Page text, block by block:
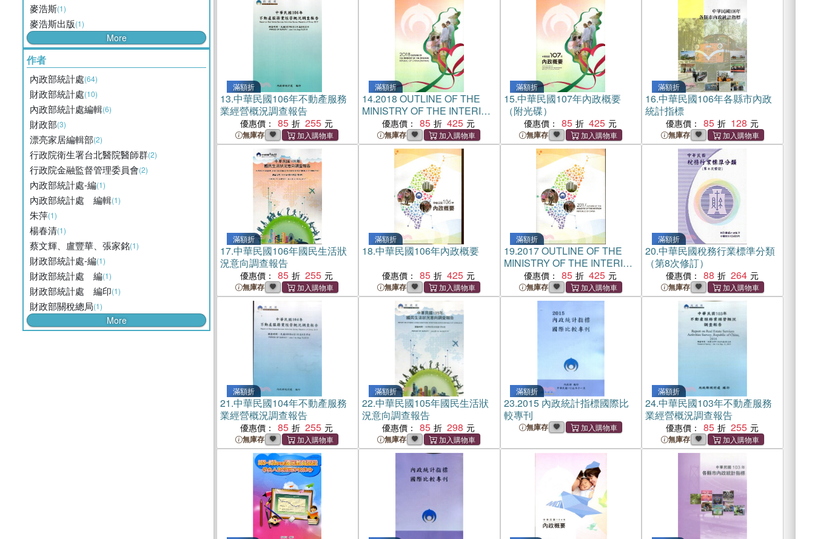
麥浩斯(1)
麥浩斯出版(1)
More
作者
內政部統計處(64)
財政部統計處(10)
內政部統計處編輯(6)
財政部(3)
漂亮家居編輯部(2)
行政院衛生署台北醫院醫師群(2)
行政院金融監督管理委員會(2)
內政部統計處-編(1)
內政部統計處 編輯(1)
朱萍(1)
楊春清(1)
蔡文輝、盧豐華、張家銘(1)
財政部統計處-編(1)
財政部統計處 編(1)
財政部統計處 編印(1)
財政部關稅總局(1)
More
滿額折
13.中華民國106年不動產服務
業經營概況調查報告
優惠價： 85 255
無庫存
滿額折
14.2018 OUTLINE OF THE
MINISTRY OF THE INTERIOR
REPUBLIC OF CHINA
（TAIWAN）（附光碟）
優惠價： 85 425
無庫存
滿額折
15.中華民國107年內政概要
（附光碟）
優惠價： 85 425
無庫存
滿額折
16.中華民國106年各縣市內政
統計指標
優惠價： 85 128
無庫存
滿額折
17.中華民國106年國民生活狀
況意向調查報告
優惠價： 85 255
無庫存
滿額折
18.中華民國106年內政概要
優惠價： 85 425
無庫存
滿額折
19.2017 OUTLINE OF THE
MINISTRY OF THE INTERIOR
REPUBLIC OF CHINA
優惠價： 85 425
無庫存
滿額折
20.中華民國稅務行業標準分類
（第8次修訂）
優惠價： 88 264
無庫存
滿額折
21.中華民國104年不動產服務
業經營概況調查報告
優惠價： 85 255
無庫存
滿額折
22.中華民國105年國民生活狀
況意向調查報告
優惠價： 85 298
無庫存
滿額折
23.2015 內政統計指標國際比
較專刊
無庫存
滿額折
24.中華民國103年不動產服務
業經營概況調查報告
優惠價： 85 255
無庫存